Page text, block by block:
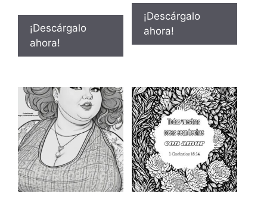
¡Descárgalo
ahora!
¡Descárgalo
ahora!